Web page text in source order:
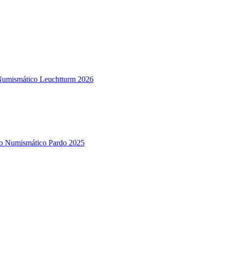
Leuchtturm 2026
Numismático Pardo 2025